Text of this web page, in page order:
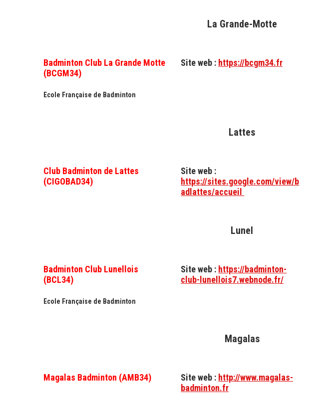
La Grande-Motte
Badminton Club La Grande Motte
(BCGM34)
Ecole Française de Badminton
Site web : https://bcgm34.fr
Lattes
Club Badminton de Lattes
(CIGOBAD34)
Site web :
https://sites.google.com/view/b
adlattes/accueil
Lunel
Badminton Club Lunellois
(BCL34)
Ecole Française de Badminton
Site web : https://badminton-
club-lunellois7.webnode.fr/
Magalas
Magalas Badminton (AMB34) Site web : http://www.magalas-
badminton.fr